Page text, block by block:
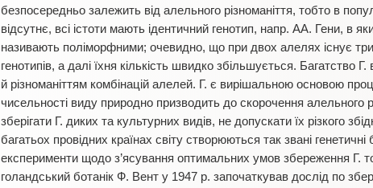
безпосередньо залежить від алельного різноманіття, тобто в
відсутнє, всі істоти мають ідентичний генотип, напр. АА. Гени, в
називають поліморфними; очевидно, що при двох алелях існує
генотипів, а далі їхня кількість швидко збільшується. Багатство
й різноманіттям комбінацій алелей. Г. є вирішальною основою
чисельності виду природно призводить до скорочення алельного
зберігати Г. диких та культурних видів, не допускати їх різкого
багатьох провідних країнах світу створюються так звані
експерименти щодо з’ясування оптимальних умов збереження Г.
голандський ботанік Ф. Вент у 1947 р. започаткував дослід по